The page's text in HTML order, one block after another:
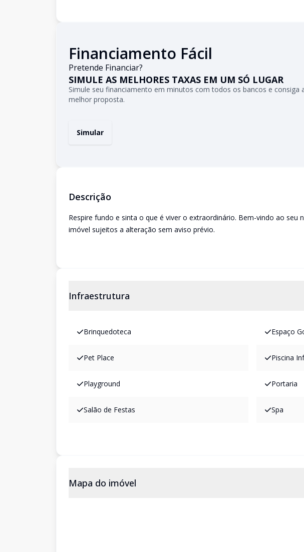
Financiamento Fácil
Pretende Financiar?
SIMULE AS MELHORES TAXAS EM UM SÓ LUGAR
Simule seu financiamento em minutos com todos os bancos e consiga
melhor proposta.
Simular
Descrição
Respire fundo e sinta o que é viver o extraordinário. Bem-vindo ao seu
imóvel sujeitos a alteração sem aviso prévio.
Infraestrutura
Brinquedoteca Espaço
Pet Place Piscina
Playground Portaria
Salão de Festas Spa
Mapa do imóvel